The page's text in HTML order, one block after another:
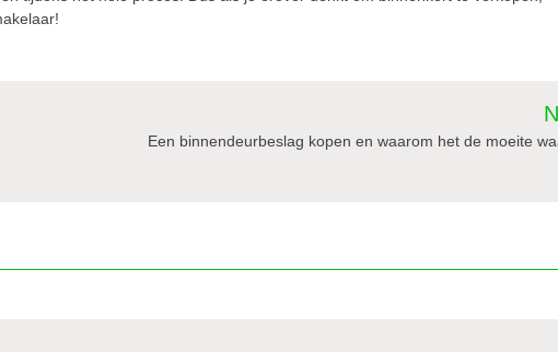
Een binnendeurbeslag kopen en waarom het de moeite